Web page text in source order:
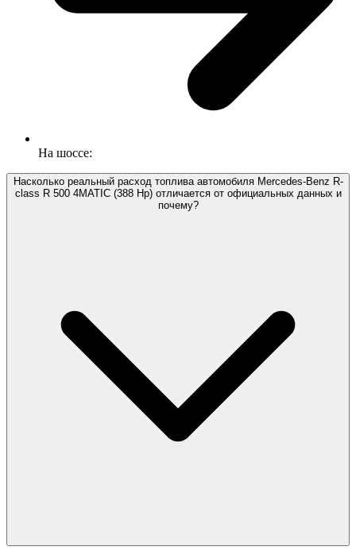
На шоссе:
Насколько реальный расход топлива автомобиля Mercedes-Benz R-
class R 500 4MATIC (388 Hp) отличается от официальных данных и
почему?